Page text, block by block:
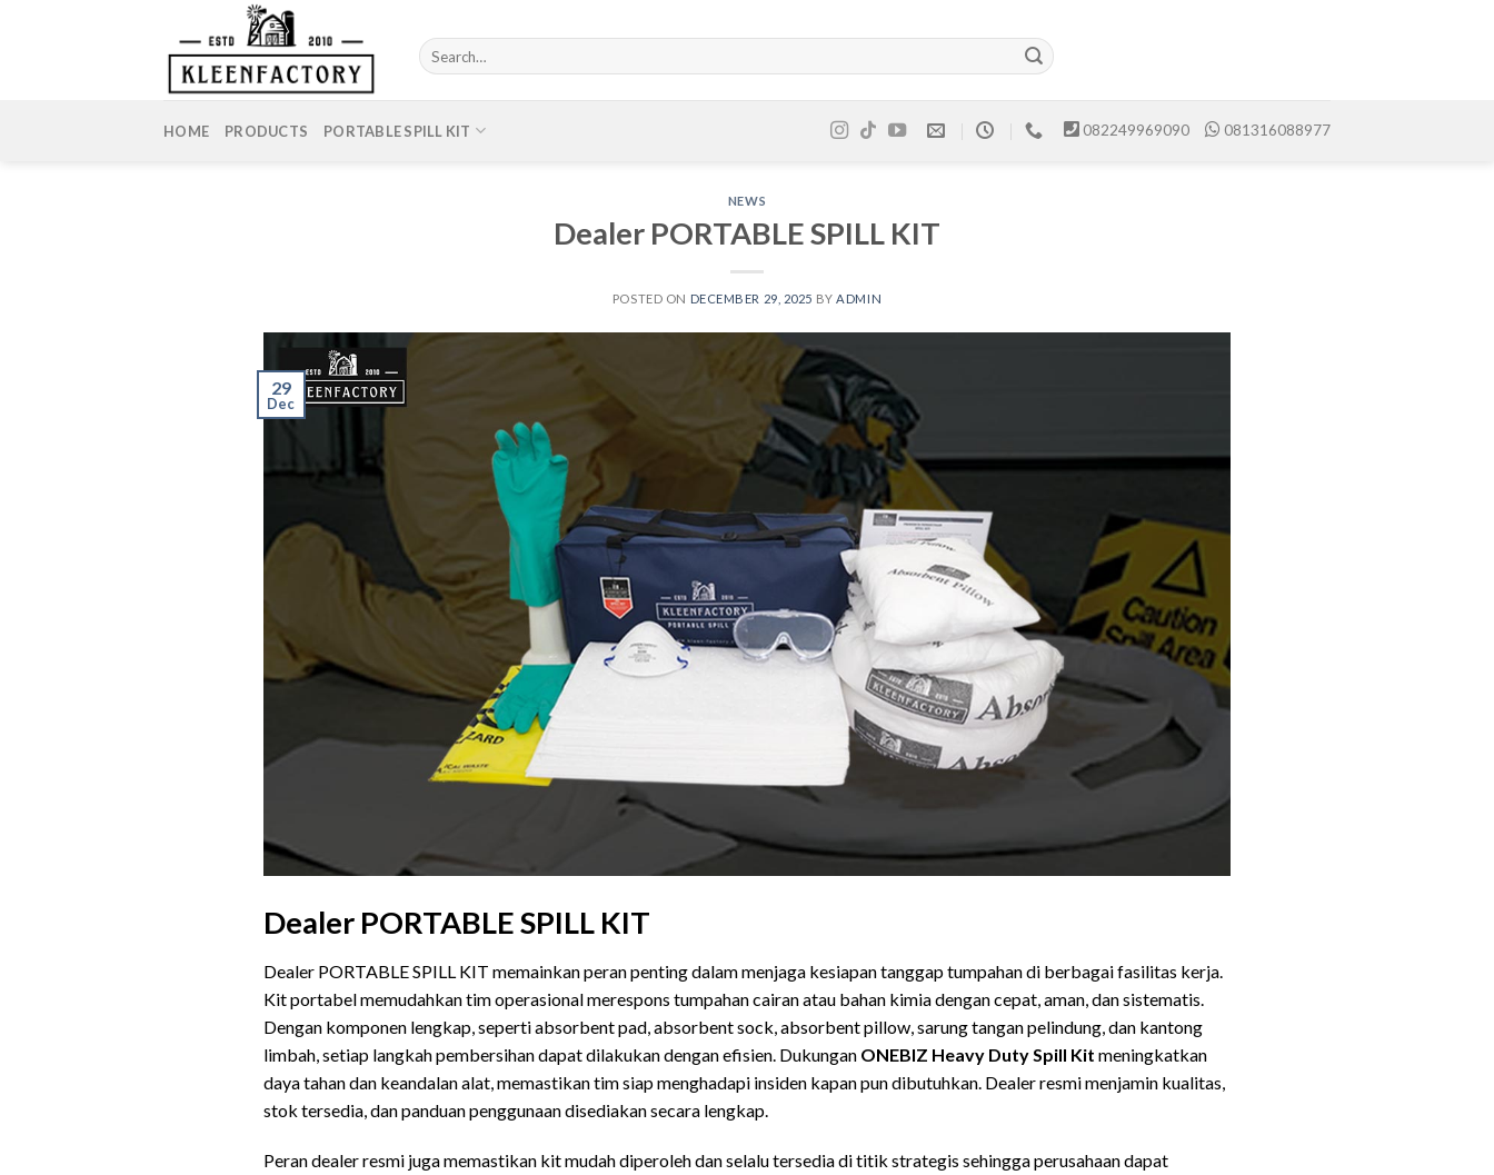
Search
for:
HOME PRODUCTS PORTABLE SPILL KIT 082249969090 081316088977
NEWS
Dealer PORTABLE SPILL KIT
POSTED ON DECEMBER 29, 2025 BY ADMIN
29
Dec
Dealer PORTABLE SPILL KIT
Dealer PORTABLE SPILL KIT memainkan peran penting dalam menjaga kesiapan tanggap tumpahan di berbagai fasilitas kerja.
Kit portabel memudahkan tim operasional merespons tumpahan cairan atau bahan kimia dengan cepat, aman, dan sistematis.
Dengan komponen lengkap, seperti absorbent pad, absorbent sock, absorbent pillow, sarung tangan pelindung, dan kantong
limbah, setiap langkah pembersihan dapat dilakukan dengan efisien. Dukungan ONEBIZ Heavy Duty Spill Kit meningkatkan
daya tahan dan keandalan alat, memastikan tim siap menghadapi insiden kapan pun dibutuhkan. Dealer resmi menjamin kualitas,
stok tersedia, dan panduan penggunaan disediakan secara lengkap.
Peran dealer resmi juga memastikan kit mudah diperoleh dan selalu tersedia di titik strategis sehingga perusahaan dapat